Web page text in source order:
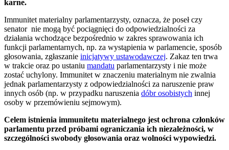
karne.
Immunitet materialny parlamentarzysty, oznacza, że poseł czy
senator nie mogą być pociągnięci do odpowiedzialności za
działania wchodzące bezpośrednio w zakres sprawowania ich
funkcji parlamentarnych, np. za wystąpienia w parlamencie, sposób
głosowania, zgłaszanie inicjatywy ustawodawczej. Zakaz ten trwa
w trakcie oraz po ustaniu mandatu parlamentarzysty i nie może
zostać uchylony. Immunitet w znaczeniu materialnym nie zwalnia
jednak parlamentarzysty z odpowiedzialności za naruszenie praw
innych osób (np. w przypadku naruszenia dóbr osobistych innej
osoby w przemówieniu sejmowym).
Celem istnienia immunitetu materialnego jest ochrona członków
parlamentu przed próbami ograniczania ich niezależności, w
szczególności swobody głosowania oraz wolności wypowiedzi.